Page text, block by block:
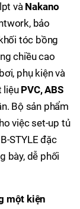
và Nakano
bảo
tóc bồng
chiều cao
phụ kiện và
liệu PVC, ABS
Bộ sản phẩm
việc set-up tủ
STYLE đặc
bày, dễ phối
một kiện